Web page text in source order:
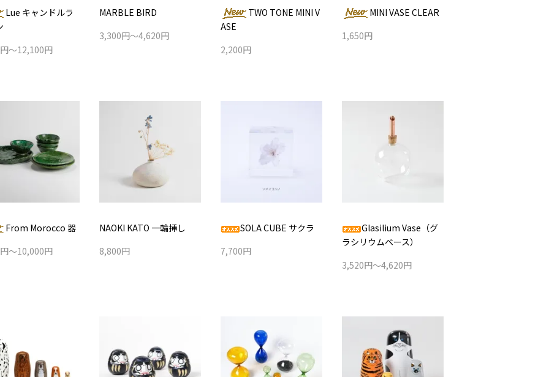
Lue キャンドルラ
～12,100円
MARBLE BIRD
3,300円～4,620円
TWO TONE MINI V
ASE
2,200円
MINI VASE CLEAR
1,650円
From Morocco 器
～10,000円
NAOKI KATO 一輪挿し
8,800円
SOLA CUBE サクラ
7,700円
Glasilium Vase（グ
ラシリウムベース）
3,520円～4,620円